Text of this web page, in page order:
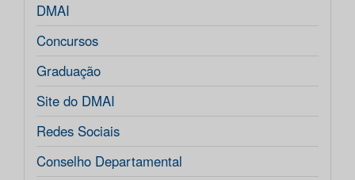
DMAI
Concursos
Graduação
Site do DMAI
Redes Sociais
Conselho Departamental